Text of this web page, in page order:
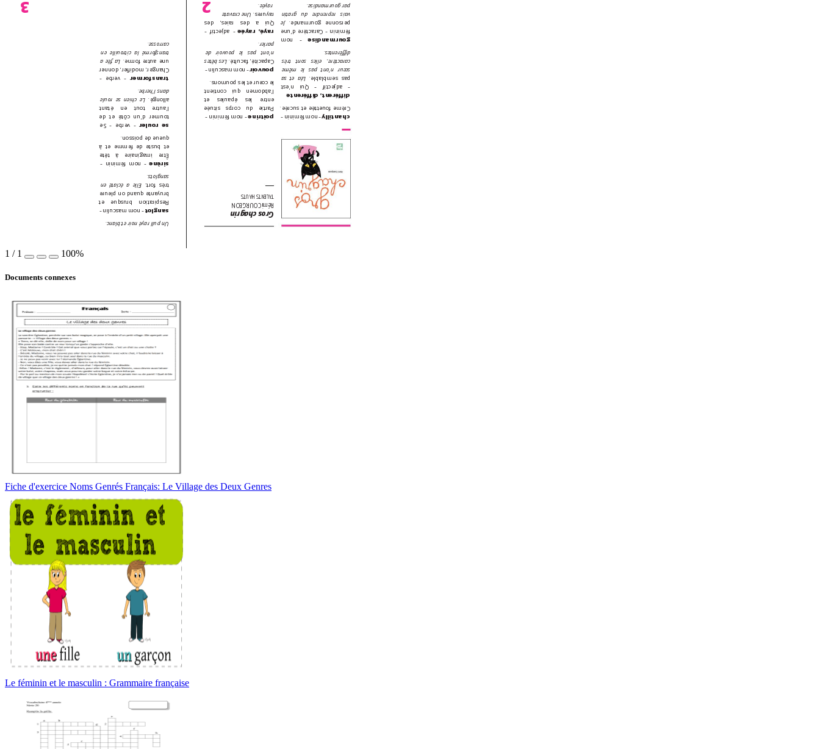
2 3
chantilly
- nom fémini
n  -
Crème fouettée et sucrée.
différent, différente
- adjectif - Qui n’est
pas semblable.
Léa et sa
sœur n’ont pas le même
caractère, elles sont très
différentes.
gourmandise
- nom
féminin - Caractère d’une
personne gourmande.
Je
vais reprendre du gratin
par gourmandise.
poitrine
- nom féminin -
Partie du corps située
entre les épaules et
l’abdomen qui contient
le cœur et les poumons.
pouvoir
-
nom masculin -
Capacité, faculté.
Les bêtes
n’ont pas le pouvoir de
parler
.
rayé, rayée
- adjectif -
Qui a des raies, des
rayures.
Une cravate
rayée.
Gros chagrin
R
émi COURGEON
T
ALENTS HAUTS
Un pull rayé noir et blanc.
sanglot
- nom masculin -
Respiration brusque et
bruyante quand on pleure
très fort.
Elle a éclaté en
sanglots.
sirène
- nom féminin -
Être imaginaire à tête
et buste de femme et à
queue de poisson.
se rouler
- verbe - Se
tourner d’un côté et de
l’autre tout en étant
allongé.
Le chien se roule
dans l’herbe.
transformer
- verbe -
Changer
, modiﬁer
, donner
une autre forme.
La fée a
transformé la citrouille en
carrosse.
1 / 1 100%
Documents connexes
Fiche d'exercice Noms Genrés Français: Le Village des Deux Genres
Le féminin et le masculin : Grammaire française